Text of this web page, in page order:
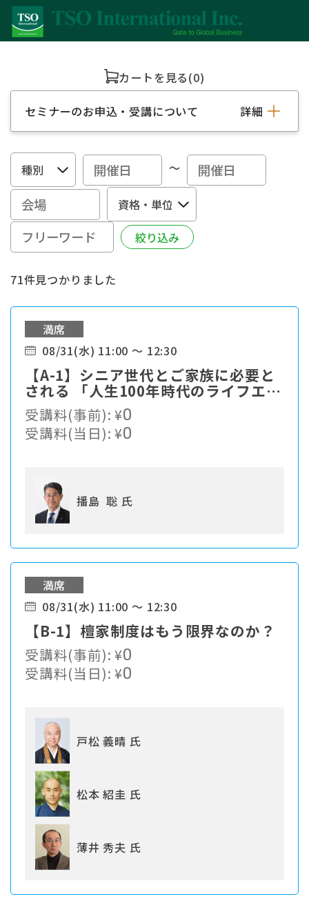
カートを見る(0)
セミナーのお申込・受講について 詳細
～
71件見つかりました
満席
08/31(水) 11:00 ～ 12:30
【A-1】シニア世代とご家族に必要と
される 「人生100年時代のライフエン
ディングカンパニー」への進化とは。
受講料(事前):¥0
受講料(当日):¥0
播島 聡 氏
満席
08/31(水) 11:00 ～ 12:30
【B-1】檀家制度はもう限界なのか？
受講料(事前):¥0
受講料(当日):¥0
戸松 義晴 氏
松本 紹圭 氏
薄井 秀夫 氏